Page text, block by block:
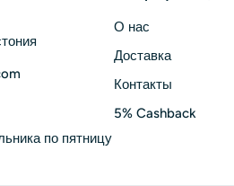
с врачом или медицинским
рыбий жир
по пятницу
О нас
Доставка
Контакты
5% Cashback